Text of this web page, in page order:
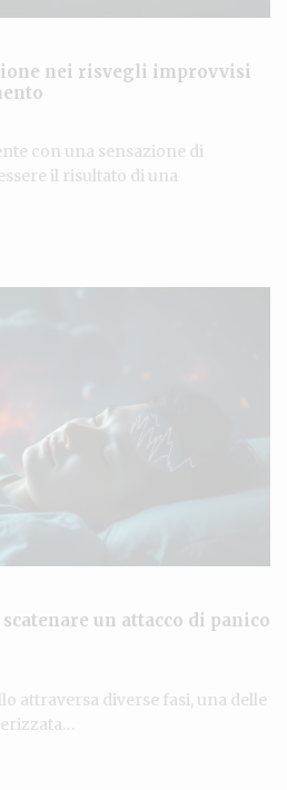
nei risvegli improvvisi
con una sensazione di
il risultato di una
un attacco di panico
attraversa diverse fasi, una delle